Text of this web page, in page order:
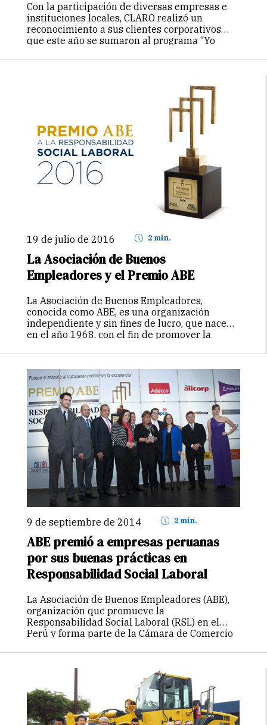
Con la participación de diversas empresas e
instituciones locales, CLARO realizó un
reconocimiento a sus clientes corporativos
que este año se sumaron al programa “Yo
participación activa de la ciudadanía a favor…
19 de julio de 2016 2 min.
La Asociación de Buenos
Empleadores y el Premio ABE
La Asociación de Buenos Empleadores,
conocida como ABE, es una organización
independiente y sin fines de lucro, que nace
en el año 1968, con el fin de promover la
el apoyo de la Cámara de…Continuar
9 de septiembre de 2014 2 min.
ABE premió a empresas peruanas
por sus buenas prácticas en
Responsabilidad Social Laboral
La Asociación de Buenos Empleadores (ABE),
organización que promueve la
Responsabilidad Social Laboral (RSL) en el
Perú y forma parte de la Cámara de Comercio
categorías del Premio ABE a la
Responsabilidad Social Laboral 2014,…